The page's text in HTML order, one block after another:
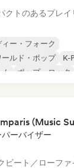
クトのあるプレイ
ィー・フォーク
ールド・ポップ
K-
ポップ・ロック
(Music
ーバイザー
ビート／ローファ